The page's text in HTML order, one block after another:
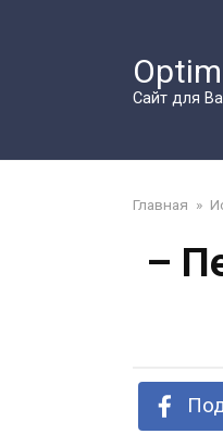
Сайт для
Главная »
–